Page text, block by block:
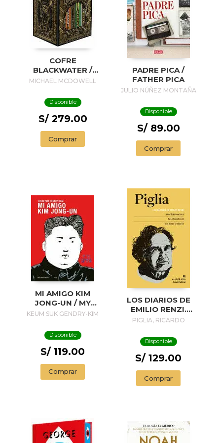
COFRE
BLACKWATER /
BLACKWATER
MICHAEL MCDOWELL
Disponible
S/ 279.00
Comprar
PADRE PICA /
FATHER PICA
JULIO NÚÑEZ MONTAÑA
Disponible
S/ 89.00
Comprar
MI AMIGO KIM
JONG-UN / MY
FRIEND KIM JONG-
KEUM SUK GENDRY-KIM
Disponible
S/ 119.00
Comprar
LOS DIARIOS DE
EMILIO RENZI.
AÑOS DE
AÑOS FELICES II;
UN DIA EN LA VIDA
III
PIGLIA, RICARDO
Disponible
S/ 129.00
Comprar